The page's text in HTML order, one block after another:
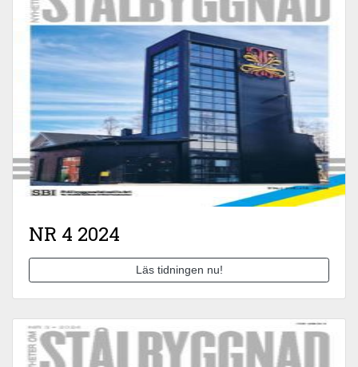
NR 4 2024
Läs tidningen nu!